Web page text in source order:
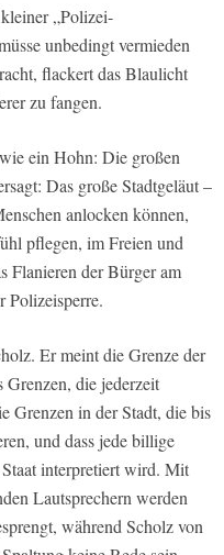
„Polizei-
unbedingt vermieden
flackert das Blaulicht
zu fangen.
ein Hohn: Die großen
Das große Stadtgeläut –
anlocken können,
pflegen, im Freien und
Flanieren der Bürger am
Polizeisperre.
Er meint die Grenze der
die jederzeit
Grenzen in der Stadt, die bis
und dass jede billige
interpretiert wird. Mit
Lautsprechern werden
während Scholz von